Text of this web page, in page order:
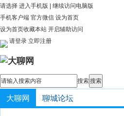
请选择 进入手机版
继续访问电脑版
手机客户端 官方微信 设为首页
设为首页收藏本站 开启辅助访问
请登录 立即注册
搜索搜索
大聊网 聊城论坛